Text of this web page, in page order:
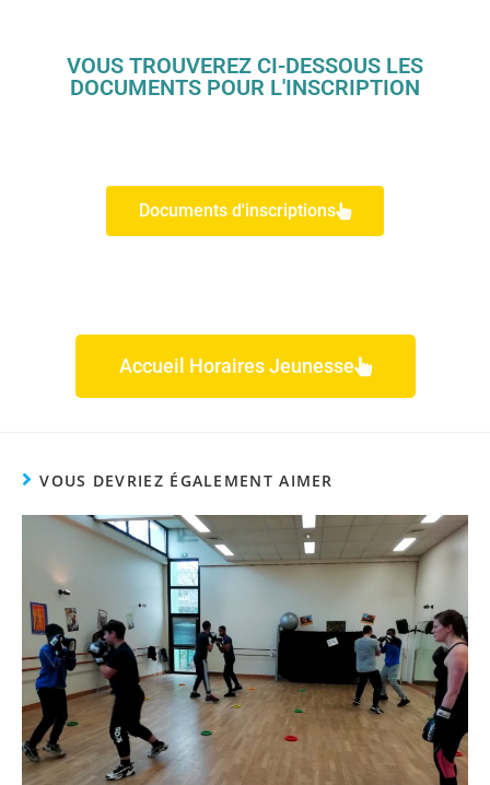
VOUS TROUVEREZ CI-DESSOUS LES
DOCUMENTS POUR L'INSCRIPTION
Documents d'inscriptions
Accueil Horaires Jeunesse
VOUS DEVRIEZ ÉGALEMENT AIMER